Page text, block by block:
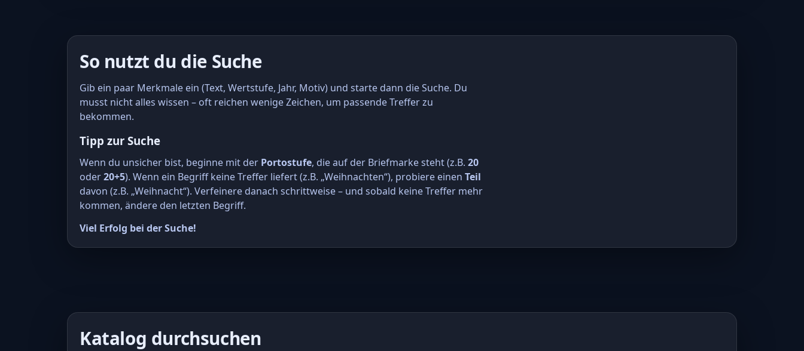
So nutzt du die Suche
Gib ein paar Merkmale ein (Text, Wertstufe, Jahr, Motiv) und starte dann die Suche. Du
musst nicht alles wissen – oft reichen wenige Zeichen, um passende Treffer zu
bekommen.
Tipp zur Suche
Wenn du unsicher bist, beginne mit der Portostufe, die auf der Briefmarke steht (z.B. 20
oder20+5). Wenn ein Begriff keine Treffer liefert (z.B. „Weihnachten“), probiere einen Teil
davon (z.B. „Weihnacht“). Verfeinere danach schrittweise – und sobald keine Treffer mehr
kommen, ändere den letzten Begriff.
Viel Erfolg bei der Suche!
Katalog durchsuchen